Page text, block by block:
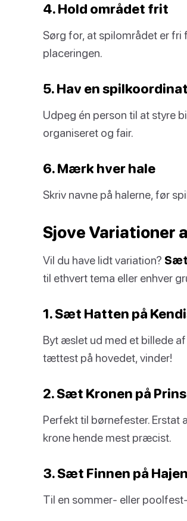
4. Hold området frit
Sørg for, at spilområdet er fri
placeringen.
5. Hav en
Udpeg én person til at styre
organiseret og fair.
6. Mærk hver hale
Skriv navne på halerne, før
Sjove Variationer
Vil du have lidt variation?
til ethvert tema eller enhver
1. Sæt Hatten på
Byt æslet ud med et billede
tættest på hovedet, vinder!
2. Sæt Kronen på
Perfekt til børnefester. Erstat
krone hende mest præcist.
3. Sæt Finnen på Hajen
Til en sommer- eller